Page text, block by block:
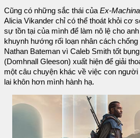
Cũng có những sắc thái của Ex-Machina
Alicia Vikander chỉ có thể thoát khỏi cơ
sự tồn tại của mình để làm nô lệ cho
khuynh hướng rối loạn nhân cách
Nathan Bateman vì Caleb Smith tốt
(Domhnall Gleeson) xuất hiện để giải
một câu chuyện khác về việc con
lai khôn hơn mình hành hạ.